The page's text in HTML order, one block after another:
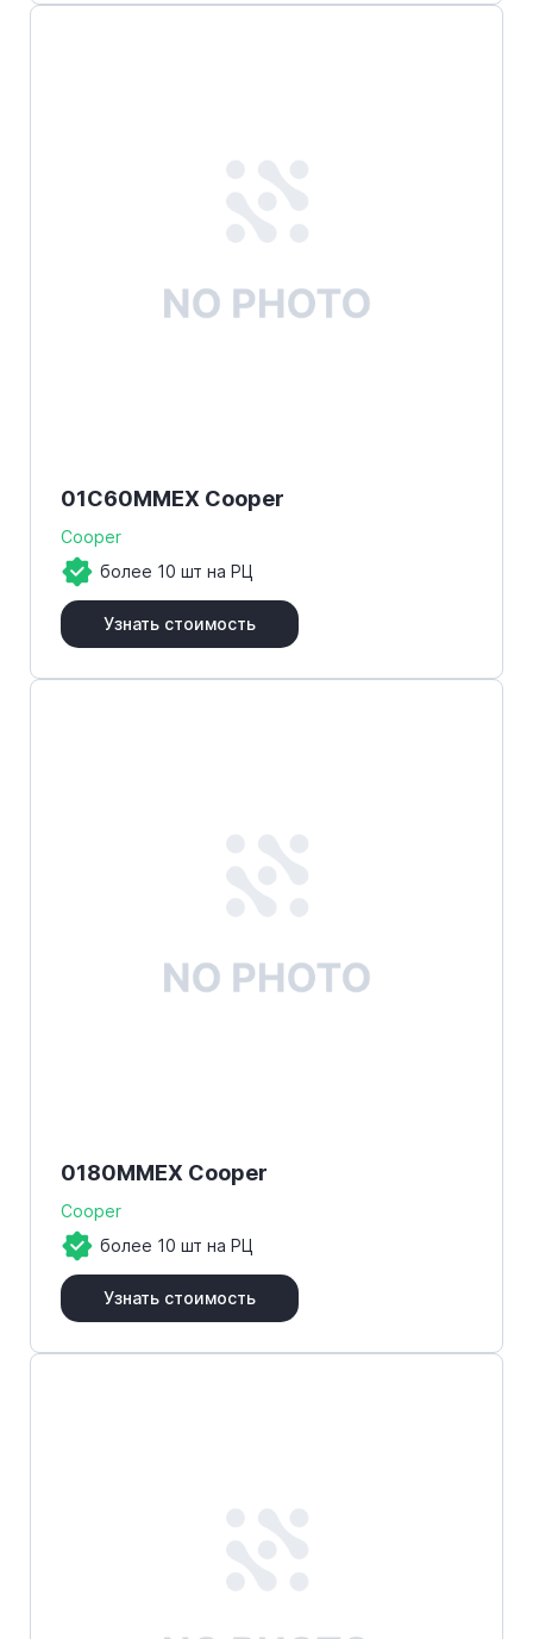
01C60MMEX Cooper
Cooper
более 10 шт на РЦ
Узнать стоимость
0180MMEX Cooper
Cooper
более 10 шт на РЦ
Узнать стоимость